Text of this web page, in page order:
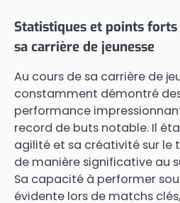
Statistiques et points
sa carrière de jeunesse
Au cours de sa carrière de
constamment démontré
performance
record de buts notable. Il
agilité et sa créativité sur le
de manière significative au
Sa capacité à performer
évidente lors de matchs